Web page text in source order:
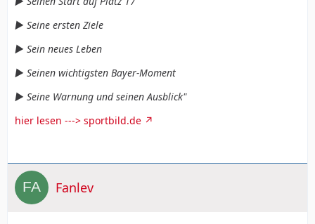
► Seine ersten Ziele
► Sein neues Leben
► Seinen wichtigsten Bayer-Moment
► Seine Warnung und seinen Ausblick"
hier lesen ---> sportbild.de
Fanlev